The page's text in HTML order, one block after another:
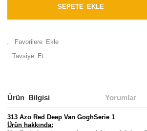
SEPETE EKLE
Tavsiye Et
Ürün Bilgisi Yorumlar
313 Azo Red Deep Van GoghSerie 1
Ürün hakkında: